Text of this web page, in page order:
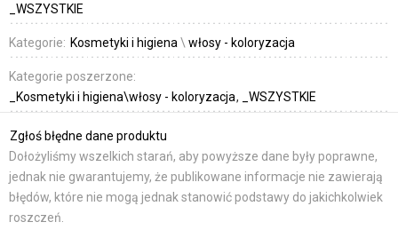
_WSZYSTKIE
Kategorie: Kosmetyki i higiena \ włosy - koloryzacja
Kategorie poszerzone:
_Kosmetyki i higiena\włosy - koloryzacja
_WSZYSTKIE
Zgłoś błędne dane produktu
Dołożyliśmy wszelkich starań, aby powyższe dane były poprawne,
jednak nie gwarantujemy, że publikowane informacje nie zawierają
błędów, które nie mogą jednak stanowić podstawy do jakichkolwiek
roszczeń.